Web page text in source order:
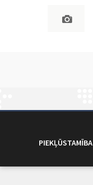
PIEKĻŪSTAMĪBA